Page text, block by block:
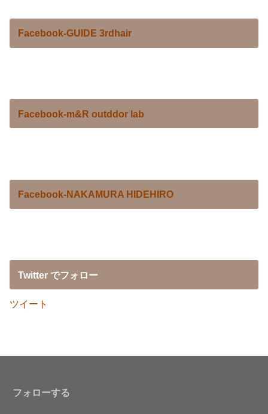
Facebook-GUIDE 3rdhair
Facebook-m&R outddor lab
Facebook-NAKAMURA HIDEHIRO
Twitter でフォロー
ツイート
フォローする